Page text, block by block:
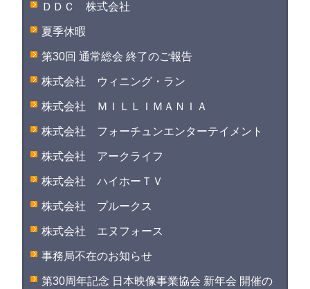
ＤＤＣ 株式会社
夏季休暇
第30回 通常総会 終了のご報告
株式会社 ウィニング・ラン
株式会社 ＭＩＬＬＩＭＡＮＩＡ
株式会社 フォーチュンエンターテイメント
株式会社 アークライフ
株式会社 ハイホーＴＶ
株式会社 プルークス
株式会社 エヌフォース
事務局不在のお知らせ
第30周年記念 日本映像事業協会 新年会 開催の